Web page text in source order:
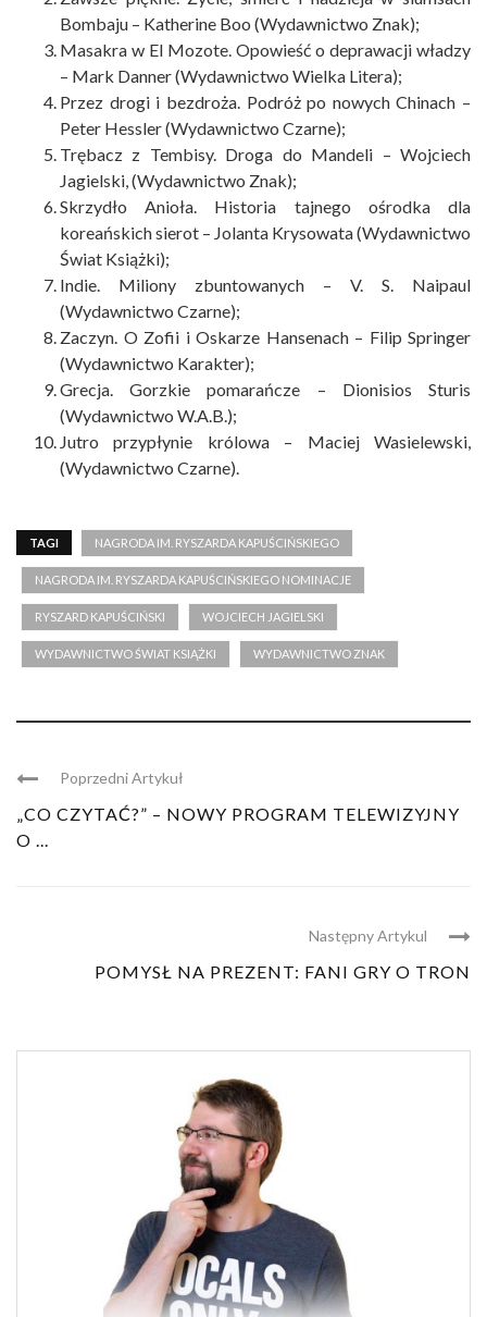
Bombaju – Katherine Boo (Wydawnictwo Znak);
Masakra w El Mozote. Opowieść o deprawacji władzy
– Mark Danner (Wydawnictwo Wielka Litera);
Przez drogi i bezdroża. Podróż po nowych Chinach –
Peter Hessler (Wydawnictwo Czarne);
Trębacz z Tembisy. Droga do Mandeli – Wojciech
Jagielski, (Wydawnictwo Znak);
Skrzydło Anioła. Historia tajnego ośrodka dla
koreańskich sierot – Jolanta Krysowata (Wydawnictwo
Świat Książki);
Indie. Miliony zbuntowanych – V. S. Naipaul
(Wydawnictwo Czarne);
Zaczyn. O Zofii i Oskarze Hansenach– Filip Springer
(Wydawnictwo Karakter);
Grecja. Gorzkie pomarańcze – Dionisios Sturis
(Wydawnictwo W.A.B.);
Jutro przypłynie królowa– Maciej Wasielewski,
(Wydawnictwo Czarne).
TAGI NAGRODA IM. RYSZARDA KAPUŚCIŃSKIEGO
NAGRODA IM. RYSZARDA KAPUŚCIŃSKIEGO NOMINACJE
RYSZARD KAPUŚCIŃSKI WOJCIECH JAGIELSKI
WYDAWNICTWO ŚWIAT KSIĄŻKI WYDAWNICTWO ZNAK
Poprzedni Artykuł
„CO CZYTAĆ?” – NOWY PROGRAM TELEWIZYJNY
O ...
Następny Artykul
POMYSŁ NA PREZENT: FANI GRY O TRON